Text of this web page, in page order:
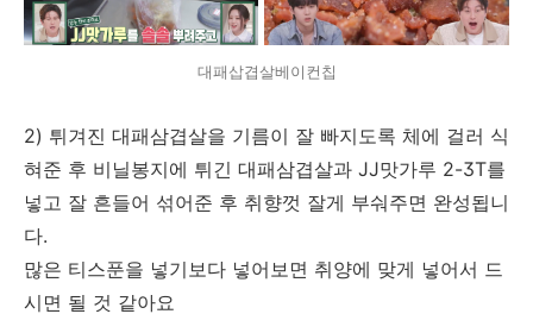
대패삽겹살베이컨칩
2) 튀겨진 대패삼겹살을 기름이 잘 빠지도록 체에 걸러 식
혀준 후 비닐봉지에 튀긴 대패삼겹살과 JJ맛가루 2-3T를
넣고 잘 흔들어 섞어준 후 취향껏 잘게 부숴주면 완성됩니
다.
많은 티스푼을 넣기보다 넣어보면 취양에 맞게 넣어서 드
시면 될 것 같아요